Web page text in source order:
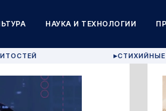
НАУКА И ТЕХНОЛОГИИ
▶